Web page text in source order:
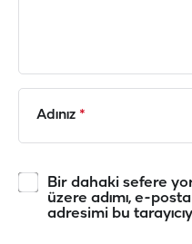
Adınız *
Bir dahaki sefere
üzere adımı, e-
adresimi bu